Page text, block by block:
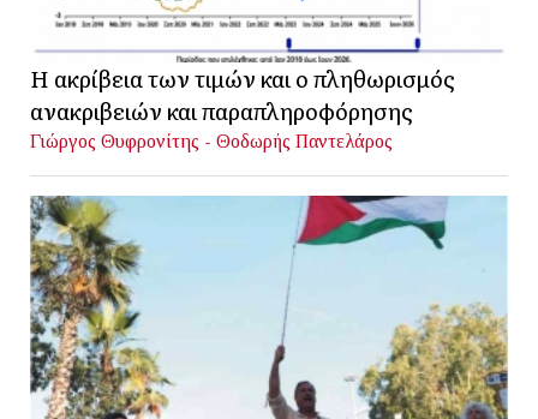
Η ακρίβεια των τιμών και ο πληθωρισμός
ανακριβειών και παραπληροφόρησης
Γιώργος Θυφρονίτης - Θοδωρής Παντελάρος